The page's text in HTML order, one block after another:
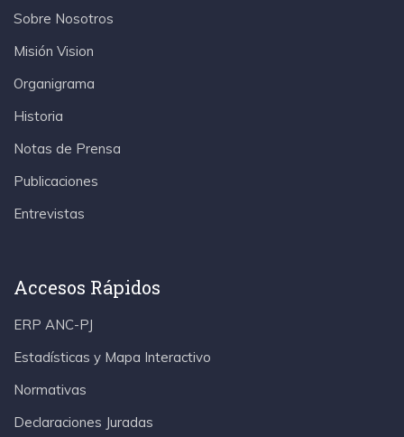
Sobre Nosotros
Misión Vision
Organigrama
Historia
Notas de Prensa
Publicaciones
Entrevistas
Accesos Rápidos
ERP ANC-PJ
Estadísticas y Mapa Interactivo
Normativas
Declaraciones Juradas